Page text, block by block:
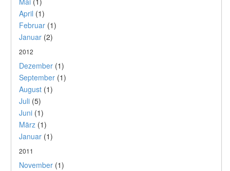
April (1)
Februar (1)
Januar (2)
2012
Dezember (1)
September (1)
August (1)
Juli (5)
Juni (1)
März (1)
Januar (1)
2011
November (1)